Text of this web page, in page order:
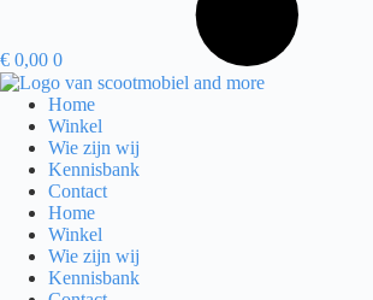
€ 0,00 0
Home
Winkel
Wie zijn wij
Kennisbank
Contact
Home
Winkel
Wie zijn wij
Kennisbank